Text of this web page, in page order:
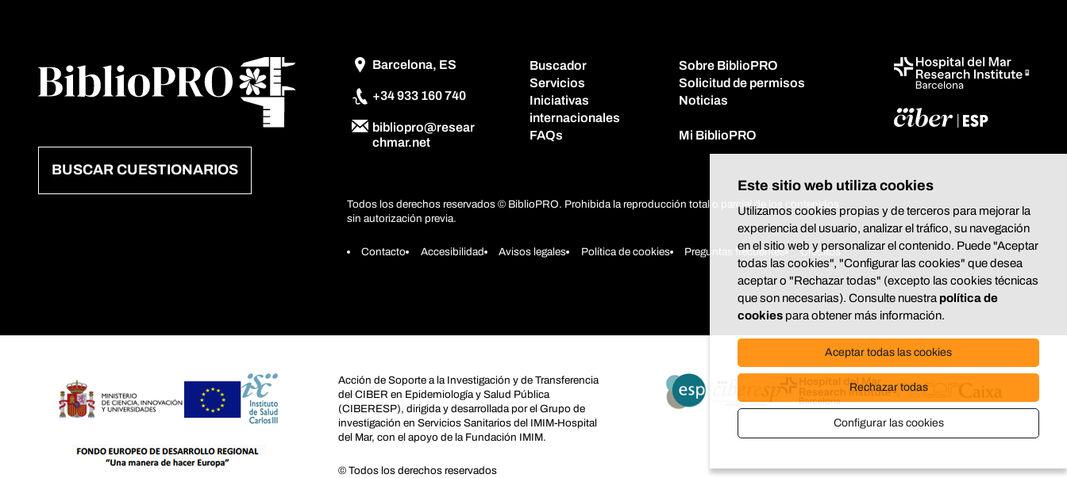
BUSCAR CUESTIONARIOS
Barcelona, ES
+34 933 160 740
bibliopro@resear
chmar.net
Buscador
Sobre BiblioPRO
Servicios
Solicitud de permisos
Iniciativas
internacionales
Noticias
FAQs Mi BiblioPRO
Todos los derechos reservados © BiblioPRO. Prohibida la reproducción total o parcial de los contenidos
sin autorización previa.
Contacto Accesibilidad Avisos legales Política de cookies Preguntas frecuentes Créditos
Acción de Soporte a la Investigación y de Transferencia
del CIBER en Epidemiología y Salud Pública
(CIBERESP), dirigida y desarrollada por el Grupo de
investigación en Servicios Sanitarios del IMIM-Hospital
del Mar, con el apoyo de la Fundación IMIM.
© Todos los derechos reservados
Este sitio web utiliza cookies
Utilizamos cookies propias y de terceros para mejorar la
experiencia del usuario, analizar el tráfico, su navegación
en el sitio web y personalizar el contenido. Puede "Aceptar
todas las cookies", "Configurar las cookies" que desea
aceptar o "Rechazar todas" (excepto las cookies técnicas
que son necesarias). Consulte nuestra política de
cookies para obtener más información.
Aceptar todas las cookies
Rechazar todas
Configurar las cookies